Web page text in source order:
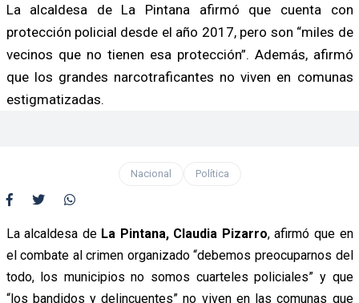
La alcaldesa de La Pintana afirmó que cuenta con
protección policial desde el año 2017, pero son “miles de
vecinos que no tienen esa protección”. Además, afirmó
que los grandes narcotraficantes no viven en comunas
estigmatizadas.
Nacional Política
La alcaldesa de La Pintana, Claudia Pizarro, afirmó que en
el combate al crimen organizado “debemos preocuparnos del
todo, los municipios no somos cuarteles policiales” y que
“los bandidos y delincuentes” no viven en las comunas que